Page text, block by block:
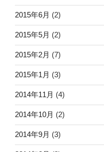
2015年6月 (2)
2015年5月 (2)
2015年2月 (7)
2015年1月 (3)
2014年11月 (4)
2014年10月 (2)
2014年9月 (3)